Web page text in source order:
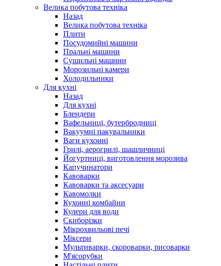
Велика побутова техніка
Назад
Велика побутова техніка
Плити
Посудомийні машини
Пральні машини
Сушильні машини
Морозильні камери
Холодильники
Для кухні
Назад
Для кухні
Блендери
Вафельниці, бутербродниці
Вакуумні пакувальники
Ваги кухонні
Грилі, аерогрилі, шашличниці
Йогуртниці, виготовлення морозива
Капучинатори
Кавоварки
Кавоварки та аксесуари
Кавомолки
Кухонні комбайни
Кулери для води
Скиборізки
Мікрохвильові печі
Міксери
Мультиварки, скороварки, рисоварки
М'ясорубки